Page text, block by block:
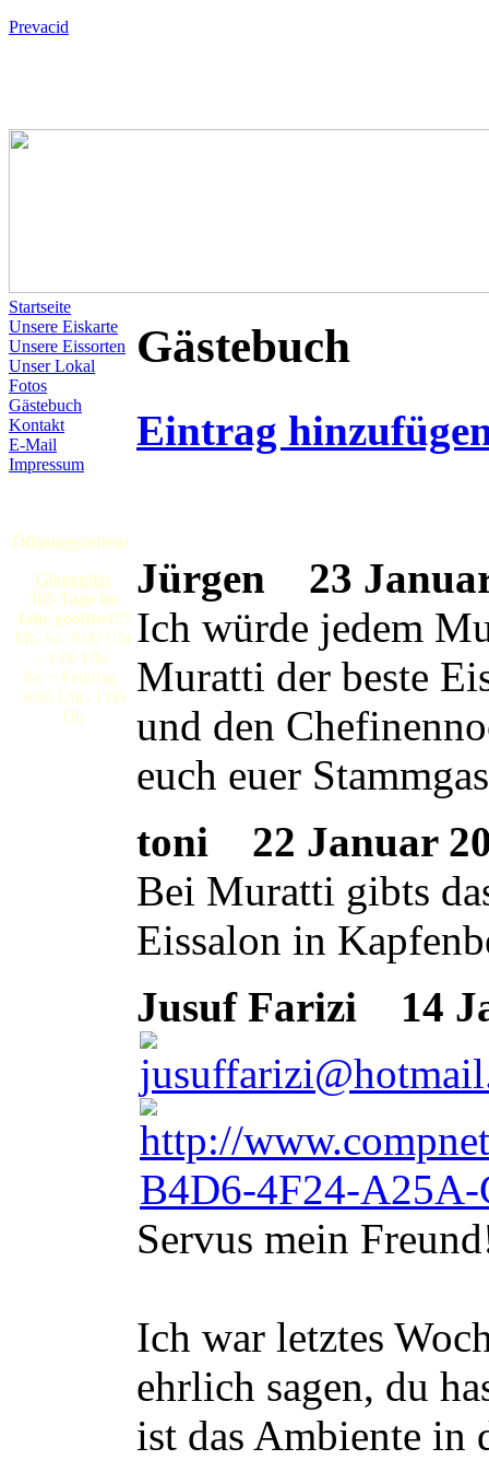
Prevacid
Startseite
Unsere Eiskarte
Unsere Eissorten
Unser Lokal
Fotos
Gästebuch
Kontakt
E-Mail
Impressum
Öffnungszeiten:
Gloggnitz:
365 Tage im
Jahr geöffnet!!!
Mo-Sa: 8:00 Uhr
- 1:00 Uhr
So + Feiertag:
9:00 Uhr- 1:00
Uh
Gästebuch
Eintrag
Jürgen
23
Ich würde jedem
Muratti der beste
und den
euch euer
toni
22 Januar
Bei Muratti gibts
Eissalon in
Jusuf Farizi
14
Servus mein
Ich war letztes
ehrlich sagen, du
ist das Ambiente in